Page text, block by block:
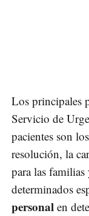
Los principales
Servicio de
pacientes son
resolución, la
para las
determinados
personal en